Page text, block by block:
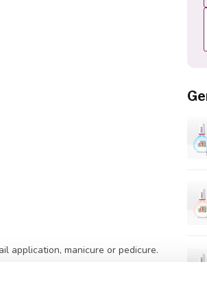
application, manicure or pedicure.
a day for great results.